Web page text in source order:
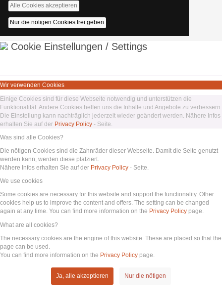
Alle Cookies akzeptieren
Nur die nötigen Cookies frei geben
Cookie Einstellungen / Settings
Wir verwenden Cookies
Einige Cookies sind für diese Webseite notwendig und unterstützen die
Funktionalität. Andere Cookies helfen uns die Inhalte und Angebote zu verbessern.
Die Einstellung kann nachträglich jederzeit wieder geändert werden. Nähere Infos
erhalten Sie auf der Privacy Policy - Seite.
Was sind alle Cookies?
Die nötigen Cookies sind die Zahnräder dieser Webseite. Damit die Seite genutzt
werden kann, werden diese platziert.
Nähere Infos erhalten Sie auf der Privacy Policy - Seite.
We use cookies
Some cookies are necessary for this website and support the functionality. Other
cookies help us to improve the content and offers. The setting can be changed
again at any time. You can find more information on the Privacy Policy page.
What are all cookies?
The necessary cookies are the engine of this website. These are placed so that the
page can be used.
You can find more information on the Privacy Policy page.
Ja, alle akzeptieren Nur die nötigen